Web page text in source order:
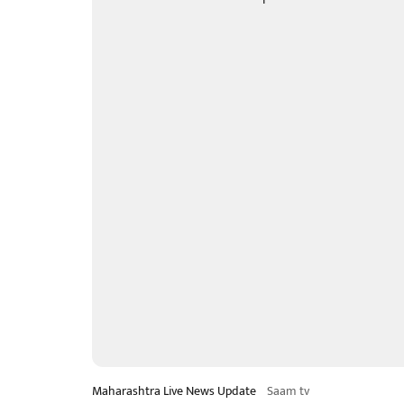
Maharashtra Live News Update Saam tv